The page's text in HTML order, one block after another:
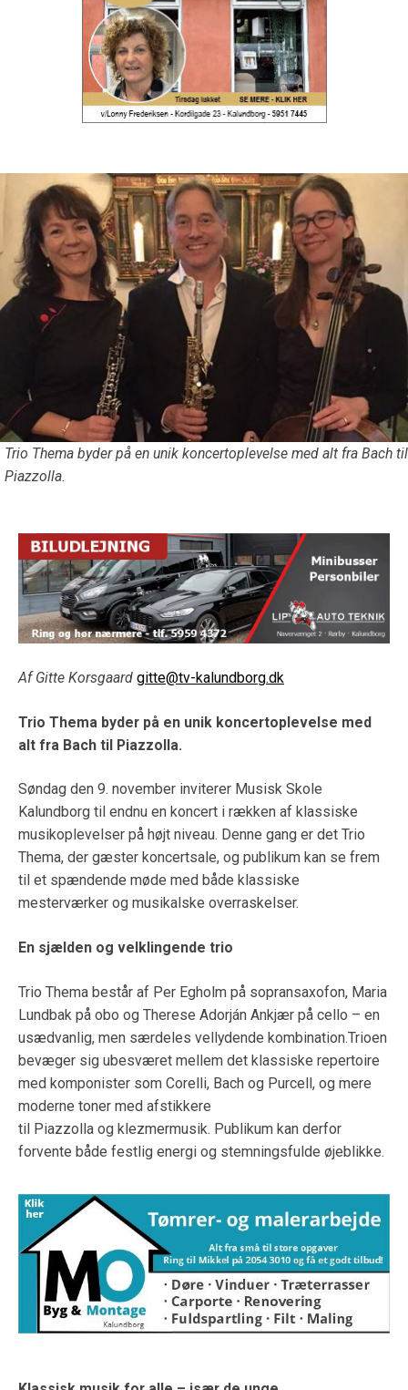
Trio Thema byder på en unik koncertoplevelse med alt fra Bach til
Piazzolla.
Af Gitte Korsgaard gitte@tv-kalundborg.dk
Trio Thema byder på en unik koncertoplevelse med
alt fra Bach til Piazzolla.
Søndag den 9. november inviterer Musisk Skole
Kalundborg til endnu en koncert i rækken af klassiske
musikoplevelser på højt niveau. Denne gang er det Trio
Thema, der gæster koncertsale, og publikum kan se frem
til et spændende møde med både klassiske
mesterværker og musikalske overraskelser.
En sjælden og velklingende trio
Trio Thema består af Per Egholm på sopransaxofon, Maria
Lundbak på obo og Therese Adorján Ankjær på cello – en
usædvanlig, men særdeles vellydende kombination.Trioen
bevæger sig ubesværet mellem det klassiske repertoire
med komponister som Corelli, Bach og Purcell, og mere
moderne toner med afstikkere
til Piazzolla og klezmermusik. Publikum kan derfor
forvente både festlig energi og stemningsfulde øjeblikke.